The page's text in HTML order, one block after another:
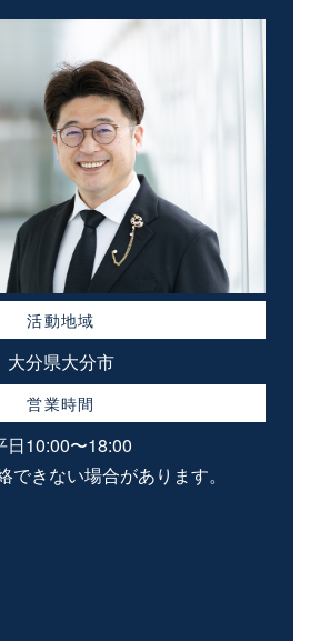
活動地域
大分県大分市
営業時間
日10:00〜18:00
できない場合があります。